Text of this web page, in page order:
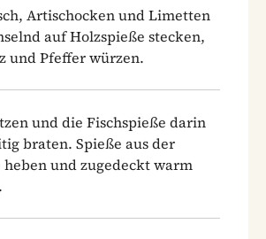
Artischocken und Limetten
auf Holzspieße stecken,
und Pfeffer würzen.
und die Fischspieße darin
braten. Spieße aus der
heben und zugedeckt warm